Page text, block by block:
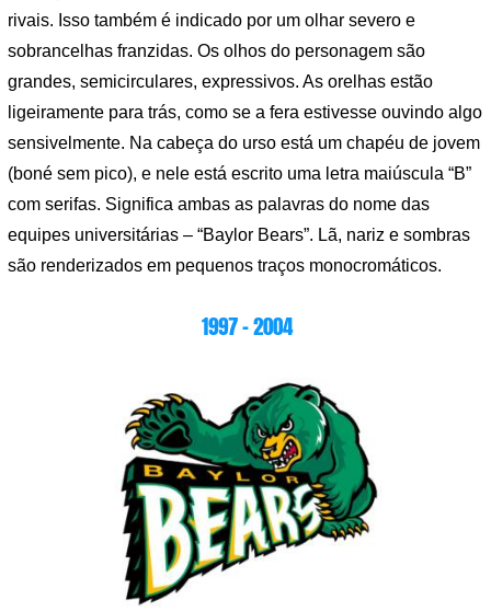
rivais. Isso também é indicado por um olhar severo e
sobrancelhas franzidas. Os olhos do personagem são
grandes, semicirculares, expressivos. As orelhas estão
ligeiramente para trás, como se a fera estivesse ouvindo algo
sensivelmente. Na cabeça do urso está um chapéu de jovem
(boné sem pico), e nele está escrito uma letra maiúscula “B”
com serifas. Significa ambas as palavras do nome das
equipes universitárias – “Baylor Bears”. Lã, nariz e sombras
são renderizados em pequenos traços monocromáticos.
1997 – 2004